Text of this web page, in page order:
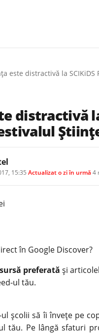
distractivă
15:35 Actualizato zi în urmă 4
în Google Discover?
sursă preferată și
ul tău.
școlii să îi învețe pe
tău. Pe lângă sfaturi